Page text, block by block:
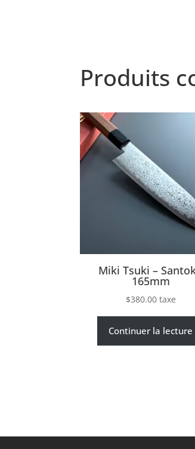
Produits
Miki Tsuki –
165mm
$380.00 taxe
Continuer la lecture